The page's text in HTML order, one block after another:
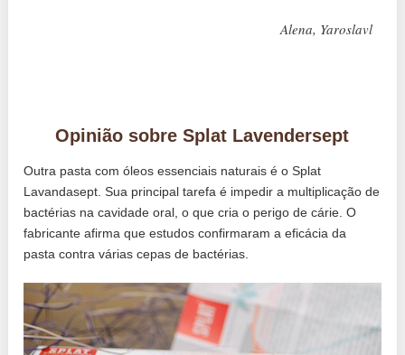
Alena, Yaroslavl
Opinião sobre Splat Lavendersept
Outra pasta com óleos essenciais naturais é o Splat
Lavandasept. Sua principal tarefa é impedir a multiplicação de
bactérias na cavidade oral, o que cria o perigo de cárie. O
fabricante afirma que estudos confirmaram a eficácia da
pasta contra várias cepas de bactérias.